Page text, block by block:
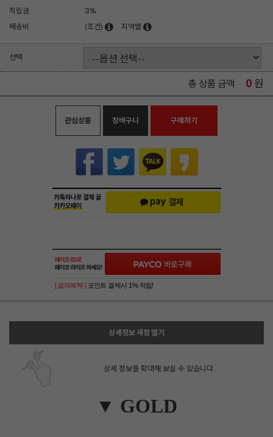
적립금
3%
배송비
(조건) 지역별
선택
총 상품 금액 0 원
관심상품 장바구니 구매하기
[ 결제혜택 ] 포인트 결제시 1% 적립!
상세정보 새창 열기
상세 정보를 확대해 보실 수 있습니다.
▼ GOLD